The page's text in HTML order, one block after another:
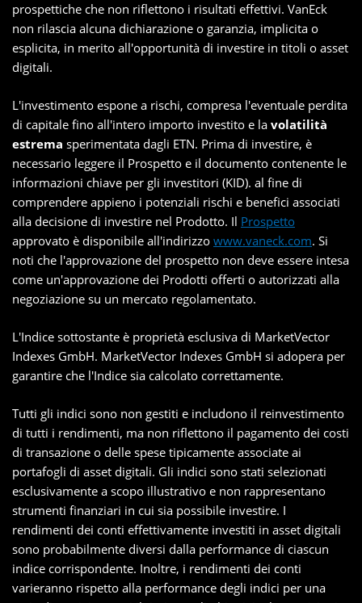
prospettiche che non riflettono i risultati effettivi. VanEck
non rilascia alcuna dichiarazione o garanzia, implicita o
esplicita, in merito all'opportunità di investire in titoli o asset
digitali.
L'investimento espone a rischi, compresa l'eventuale perdita
di capitale fino all'intero importo investito e la volatilità
estrema sperimentata dagli ETN. Prima di investire, è
necessario leggere il Prospetto e il documento contenente le
informazioni chiave per gli investitori (KID). al fine di
comprendere appieno i potenziali rischi e benefici associati
alla decisione di investire nel Prodotto. Il Prospetto
approvato è disponibile all'indirizzo www.vaneck.com. Si
noti che l'approvazione del prospetto non deve essere intesa
come un'approvazione dei Prodotti offerti o autorizzati alla
negoziazione su un mercato regolamentato.
L'Indice sottostante è proprietà esclusiva di MarketVector
Indexes GmbH. MarketVector Indexes GmbH si adopera per
garantire che l'Indice sia calcolato correttamente.
Tutti gli indici sono non gestiti e includono il reinvestimento
di tutti i rendimenti, ma non riflettono il pagamento dei costi
di transazione o delle spese tipicamente associate ai
portafogli di asset digitali. Gli indici sono stati selezionati
esclusivamente a scopo illustrativo e non rappresentano
strumenti finanziari in cui sia possibile investire. I
rendimenti dei conti effettivamente investiti in asset digitali
sono probabilmente diversi dalla performance di ciascun
indice corrispondente. Inoltre, i rendimenti dei conti
varieranno rispetto alla performance degli indici per una